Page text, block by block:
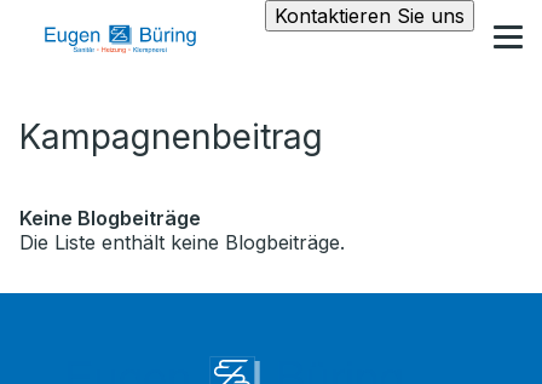
Kontaktieren Sie uns
Kampagnenbeitrag
Keine Blogbeiträge
Die Liste enthält keine Blogbeiträge.